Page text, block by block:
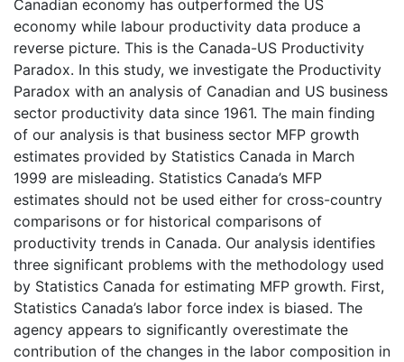
Canadian economy has outperformed the US
economy while labour productivity data produce a
reverse picture. This is the Canada-US Productivity
Paradox. In this study, we investigate the Productivity
Paradox with an analysis of Canadian and US business
sector productivity data since 1961. The main finding
of our analysis is that business sector MFP growth
estimates provided by Statistics Canada in March
1999 are misleading. Statistics Canada’s MFP
estimates should not be used either for cross-country
comparisons or for historical comparisons of
productivity trends in Canada. Our analysis identifies
three significant problems with the methodology used
by Statistics Canada for estimating MFP growth. First,
Statistics Canada’s labor force index is biased. The
agency appears to significantly overestimate the
contribution of the changes in the labor composition in